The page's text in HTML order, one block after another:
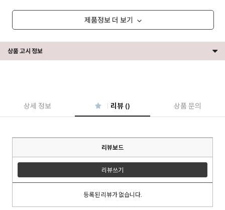
이코 라이프 하
제품정보 더 보기
상품 고시 정보
상세 정보 리뷰 () 상품 문의
리뷰보드
리뷰쓰기
등록된 리뷰가 없습니다.